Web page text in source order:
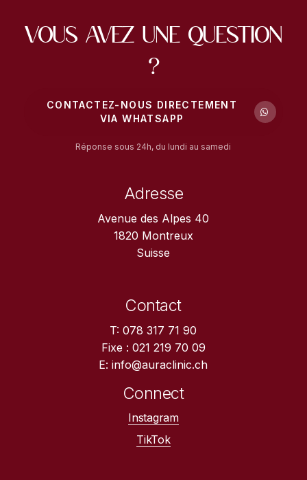
Vous avez une question
?
CONTACTEZ-NOUS DIRECTEMENT
VIA WHATSAPP
Réponse sous 24h, du lundi au samedi
Adresse
Avenue des Alpes 40
1820 Montreux
Suisse
Contact
T: 078 317 71 90
Fixe : 021 219 70 09
E: info@auraclinic.ch
Connect
Instagram
TikTok